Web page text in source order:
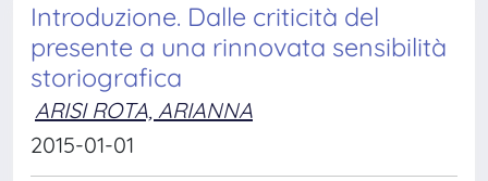
Introduzione. Dalle criticità del
presente a una rinnovata sensibilità
storiografica
ARISI ROTA, ARIANNA
2015-01-01